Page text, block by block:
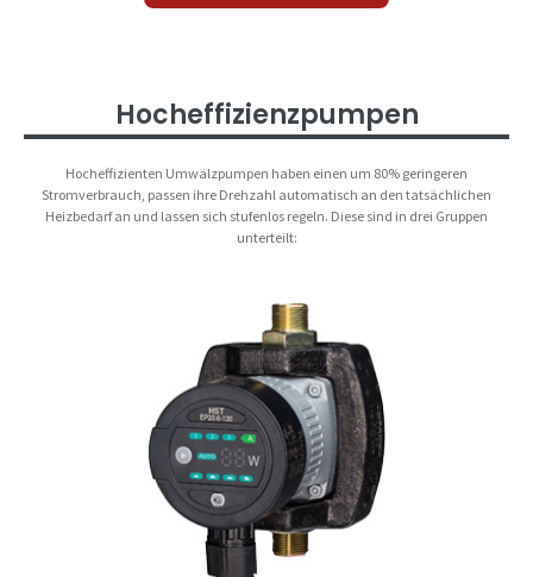
Hocheffizienzpumpen
Hocheffizienten Umwälzpumpen haben einen um 80% geringeren
Stromverbrauch, passen ihre Drehzahl automatisch an den tatsächlichen
Heizbedarf an und lassen sich stufenlos regeln. Diese sind in drei Gruppen
unterteilt: